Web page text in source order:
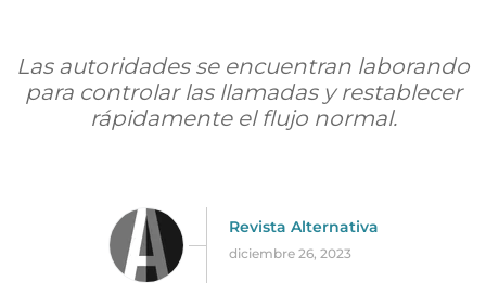
Las autoridades se encuentran laborando
para controlar las llamadas y restablecer
rápidamente el flujo normal.
Revista Alternativa
diciembre 26, 2023